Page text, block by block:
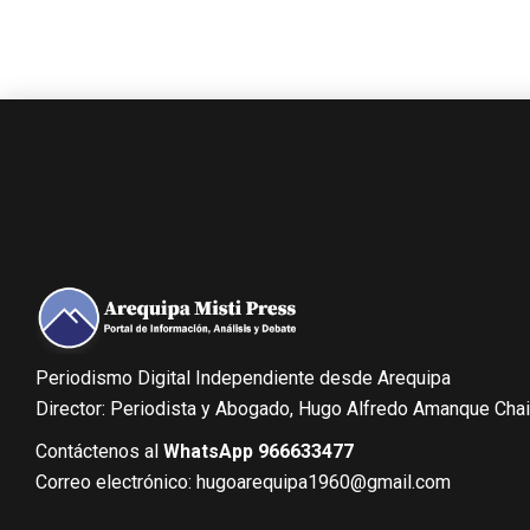
Periodismo Digital Independiente desde Arequipa
Director: Periodista y Abogado, Hugo Alfredo Amanque
Contáctenos al WhatsApp 966633477
Correo electrónico: hugoarequipa1960@gmail.com